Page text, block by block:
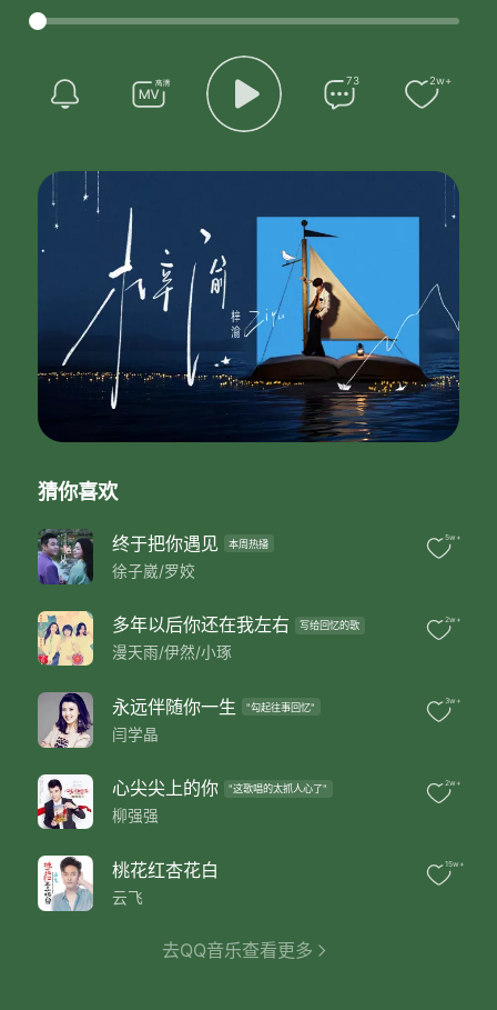
曲：徐子崴
编曲：冯丹
古筝：李云飞
伴唱：凌菲/徐子崴/乔治/罗森/冯轶飞
录音：Ming Lee (中国香港)
音频编辑 Audio Editor：刘璇
母带工程师 Mastering Engineer：王路遥
录音/混音/母带棚：@2496 Top Music
封面书法：徐子淳
封面设计：李政
出品：福唱音乐
制作人：徐子崴
都说上有天堂
都说下有苏杭
我却说我的心中
最美是故乡
门前那小河流淌
她却带着我童年的梦
啊
我把故乡比苏杭
这方水土养育了我
此生为你牵肠
啊
我把故乡比苏杭
此生都不能忘
心安处是故乡
都说上有天堂
都说下有苏杭
我却说我的心中
最美是故乡
虽不比姑苏风光
她却载着我攀登的梦
展翅飞翔
我把故乡比苏杭
73 2w+
猜你喜欢
终于把你遇见 本周热播
徐子崴/罗姣
5w+
多年以后你还在我左右 写给回忆的歌
漫天雨/伊然/小琢
2w+
永远伴随你一生 "勾起往事回忆"
闫学晶
3w+
心尖尖上的你 "这歌唱的太抓人心了"
柳强强
2w+
桃花红杏花白
云飞
15w+
去QQ音乐查看更多